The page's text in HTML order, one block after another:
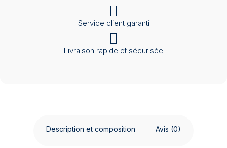
Service client garanti
Livraison rapide et sécurisée
Description et composition Avis (0)